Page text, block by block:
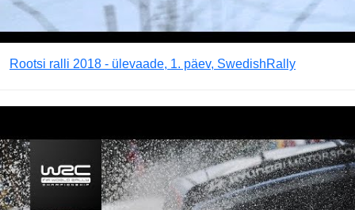
Rootsi ralli 2018 - ülevaade, 1. päev, SwedishRally